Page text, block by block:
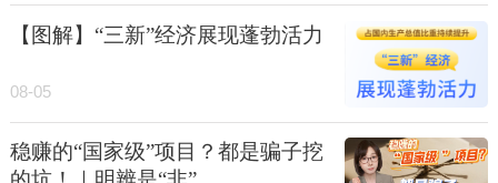
【图解】“三新”经济展现蓬勃活力
08-05
稳赚的“国家级”项目？都是骗子挖